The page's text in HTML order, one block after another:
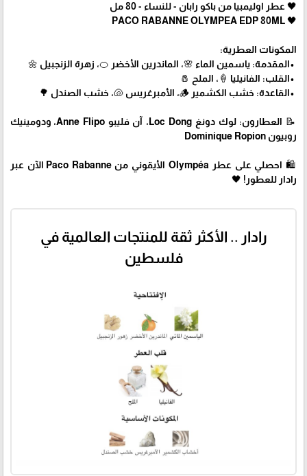
🖤 عطر اوليمبيا من باكو رابان - للنساء - 80 مل
🖤 PACO RABANNE OLYMPEA EDP 80ML
المكونات العطرية:
•المقدمة: ياسمين الماء 🌸، الماندرين الأخضر 🍊، زهرة الزنجبيل 🌼
•القلب: الفانيليا 🍦، الملح 🧂
•القاعدة: خشب الكشمير 🪵، الأمبرغريس 🐚، خشب الصندل 🌳
📝 العطارون: لوك دونغ Loc Dong، آن فليبو Anne Flipo، ودومينيك
روبيون Dominique Ropion
🛍 احصلي على عطر Olympéa الأيقوني من Paco Rabanne الآن عبر
رادار للعطور! 🖤
رادار .. الأكثر ثقة للمنتجات العالمية في
فلسطين